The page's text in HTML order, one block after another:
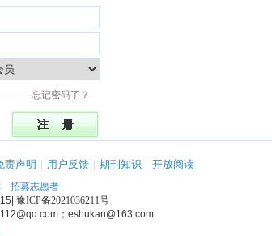
忘记密码了？
责声明 | 用户反馈 | 期刊知识 | 开放阅读
招募志愿者
豫ICP备2021036211号
；eshukan@163.com